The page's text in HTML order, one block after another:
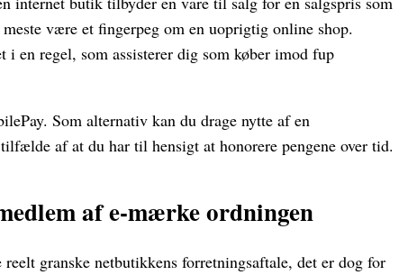
være et fingerpeg om en uoprigtig online shop.
en regel, som assisterer dig som køber imod fup
Som alternativ kan du drage nytte af en
af at du har til hensigt at honorere pengene over tid.
af e-mærke ordningen
granske netbutikkens forretningsaftale, det er dog for